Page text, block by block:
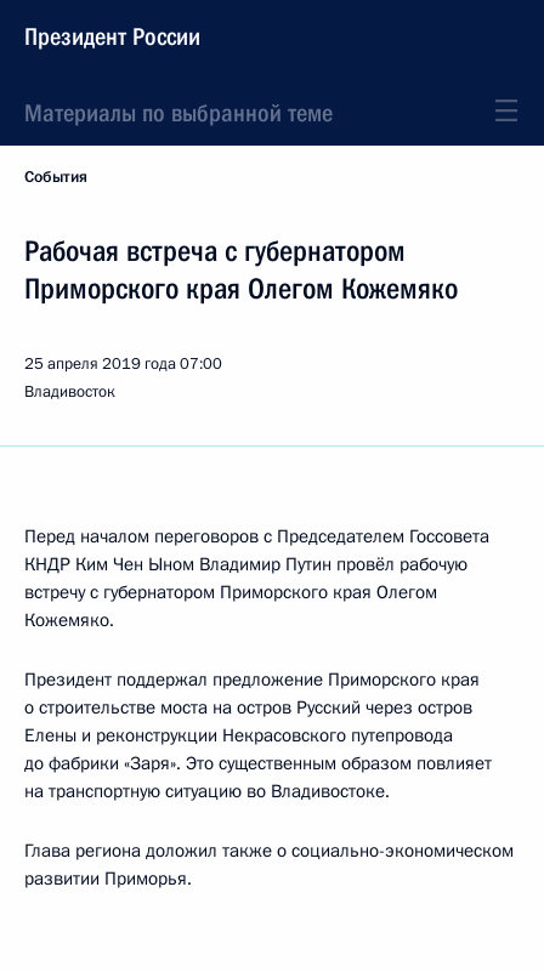
Президент России
Материалы по выбранной теме
События
Рабочая встреча с губернатором
Приморского края Олегом Кожемяко
25 апреля 2019 года07:00
Владивосток
Перед началом переговоров с Председателем Госсовета
КНДР Ким Чен Ыном Владимир Путин провёл рабочую
встречу с губернатором Приморского края Олегом
Кожемяко.
Президент поддержал предложение Приморского края
о строительстве моста на остров Русский через остров
Елены и реконструкции Некрасовского путепровода
до фабрики «Заря». Это существенным образом повлияет
на транспортную ситуацию во Владивостоке.
Глава региона доложил также о социально-экономическом
развитии Приморья.